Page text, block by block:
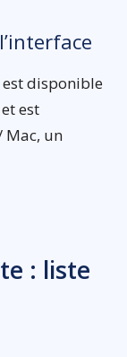
est disponible
est
Mac, un
: liste